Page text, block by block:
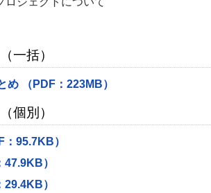
一括）
め （PDF：223MB）
個別）
95.7KB）
）
）